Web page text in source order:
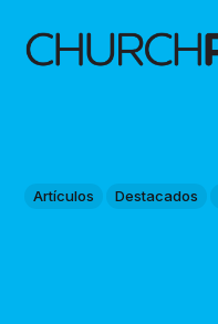
Artículos Destacados